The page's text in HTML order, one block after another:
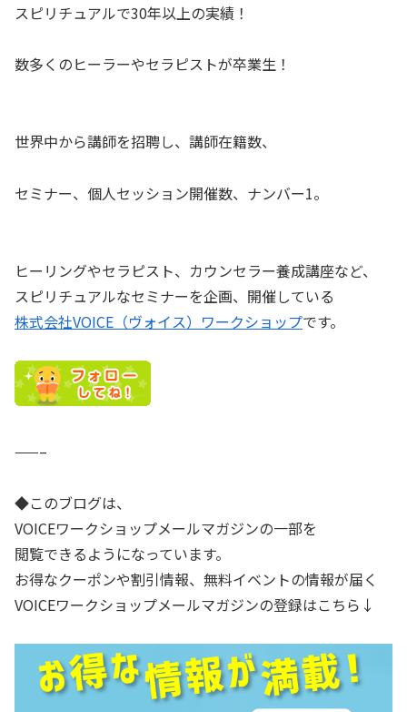
スピリチュアルで30年以上の実績！
数多くのヒーラーやセラピストが卒業生！
世界中から講師を招聘し、講師在籍数、
セミナー、個人セッション開催数、ナンバー1。
ヒーリングやセラピスト、カウンセラー養成講座など、
スピリチュアルなセミナーを企画、開催している
株式会社VOICE（ヴォイス）ワークショップです。
——–
◆このブログは、
VOICEワークショップメールマガジンの一部を
閲覧できるようになっています。
お得なクーポンや割引情報、無料イベントの情報が届く
VOICEワークショップメールマガジンの登録はこちら↓